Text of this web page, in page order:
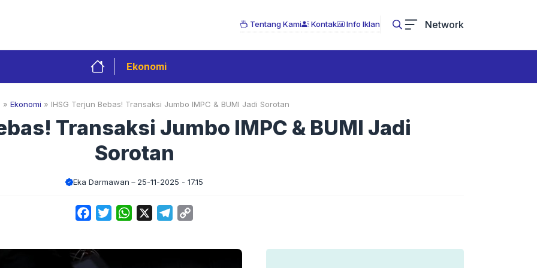
Tentang Kami Kontak Info Iklan Network
Ekonomi
» Ekonomi » IHSG Terjun Bebas! Transaksi Jumbo IMPC & BUMI Jadi Sorotan
Transaksi Jumbo IMPC & BUMI Jadi
Sorotan
Eka Darmawan 25-11-2025 - 17.15
FacebookTwitterWhatsApp Telegram